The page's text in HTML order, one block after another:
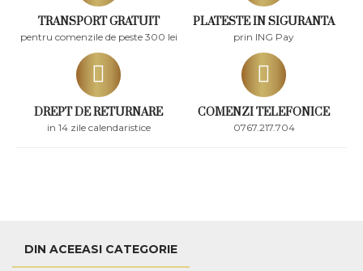
TRANSPORT GRATUIT
pentru comenzile de peste 300 lei
PLATESTE IN SIGURANTA
prin ING Pay
DREPT DE RETURNARE
in 14 zile calendaristice
COMENZI TELEFONICE
0767.217.704
DIN ACEEASI CATEGORIE